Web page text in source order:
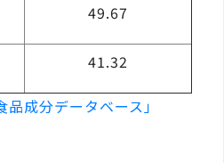
49.67
41.32
成分データベース」